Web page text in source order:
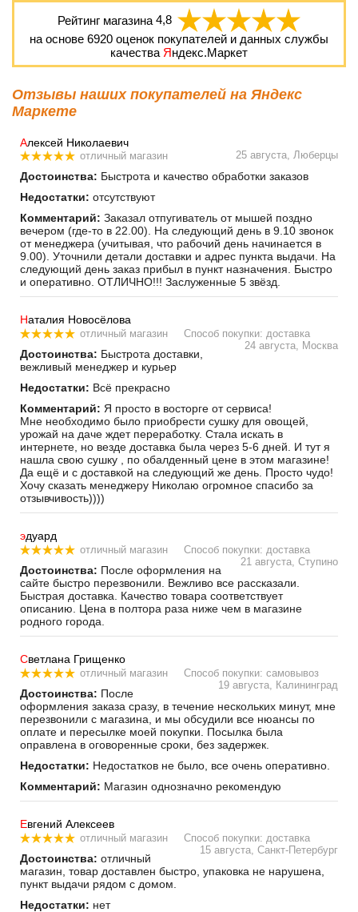
Рейтинг магазина 4,8
на основе 6920 оценок покупателей и данных службы
качества Яндекс.Маркет
Отзывы наших покупателей на Яндекс
Маркете
Алексей Николаевич
отличный магазин 25 августа, Люберцы
Достоинства: Быстрота и качество обработки заказов
Недостатки: отсутствуют
Комментарий: Заказал отпугиватель от мышей поздно
вечером (где-то в 22.00). На следующий день в 9.10 звонок
от менеджера (учитывая, что рабочий день начинается в
9.00). Уточнили детали доставки и адрес пункта выдачи. На
следующий день заказ прибыл в пункт назначения. Быстро
и оперативно. ОТЛИЧНО!!! Заслуженные 5 звёзд.
Наталия Новосёлова
отличный магазин
Способ покупки: доставка
24 августа, Москва
Достоинства: Быстрота доставки,
вежливый менеджер и курьер
Недостатки: Всё прекрасно
Комментарий: Я просто в восторге от сервиса!
Мне необходимо было приобрести сушку для овощей,
урожай на даче ждет переработку. Стала искать в
интернете, но везде доставка была через 5-6 дней. И тут я
нашла свою сушку , по обалденный цене в этом магазине!
Да ещё и с доставкой на следующий же день. Просто чудо!
Хочу сказать менеджеру Николаю огромное спасибо за
отзывчивость))))
эдуард
отличный магазин
Способ покупки: доставка
21 августа, Ступино
Достоинства: После оформления на
сайте быстро перезвонили. Вежливо все рассказали.
Быстрая доставка. Качество товара соответствует
описанию. Цена в полтора раза ниже чем в магазине
родного города.
Светлана Грищенко
отличный магазин
Способ покупки: самовывоз
19 августа, Калининград
Достоинства: После
оформления заказа сразу, в течение нескольких минут, мне
перезвонили с магазина, и мы обсудили все нюансы по
оплате и пересылке моей покупки. Посылка была
оправлена в оговоренные сроки, без задержек.
Недостатки: Недостатков не было, все очень оперативно.
Комментарий: Магазин однозначно рекомендую
Евгений Алексеев
отличный магазин
Способ покупки: доставка
15 августа, Санкт-Петербург
Достоинства: отличный
магазин, товар доставлен быстро, упаковка не нарушена,
пункт выдачи рядом с домом.
Недостатки: нет